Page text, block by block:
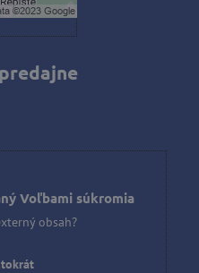
Voľbami súkromia
obsah?